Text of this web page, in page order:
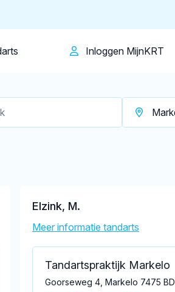
Inloggen MijnKRT
Elzink, M.
Meer informatie tandarts
Tandartspraktijk Markelo
Goorseweg 4, Markelo 7475 BD